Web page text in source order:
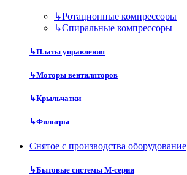
↳Ротационные компрессоры
↳Спиральные компрессоры
↳Платы управления
↳Моторы вентиляторов
↳Крыльчатки
↳Фильтры
Снятое с производства оборудование
↳Бытовые системы M-серии